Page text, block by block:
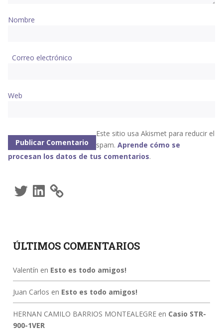
Nombre
Correo electrónico
Web
Este sitio usa Akismet para reducir el
spam. Aprende cómo se
procesan los datos de tus comentarios.
TwitterLinkedIn
ÚLTIMOS COMENTARIOS
Valentín en Esto es todo amigos!
Juan Carlos en Esto es todo amigos!
HERNAN CAMILO BARRIOS MONTEALEGREen Casio STR-
900-1VER